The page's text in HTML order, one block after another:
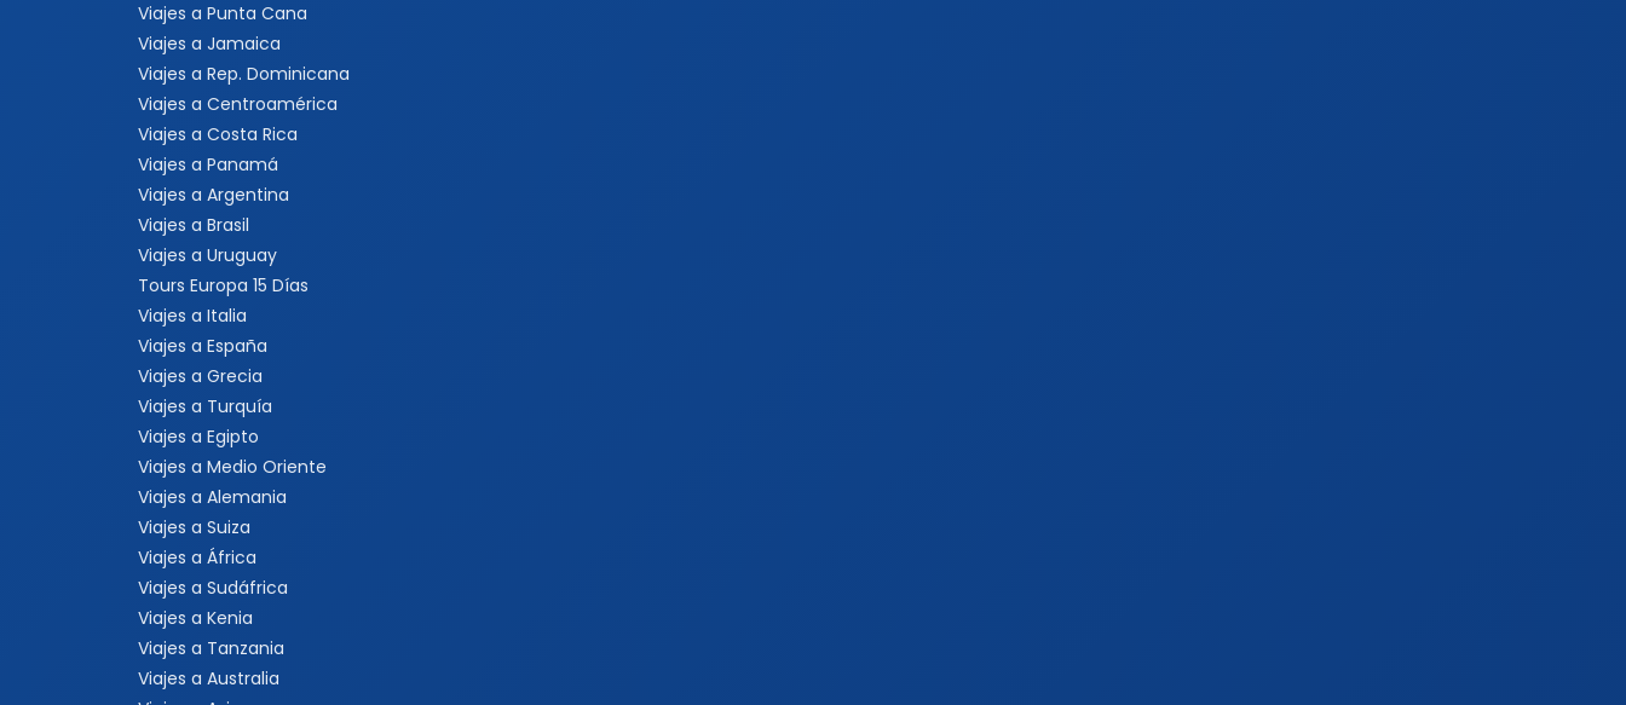
Viajes a Punta Cana
Viajes a Jamaica
Viajes a Rep. Dominicana
Viajes a Centroamérica
Viajes a Costa Rica
Viajes a Panamá
Viajes a Argentina
Viajes a Brasil
Viajes a Uruguay
Tours Europa 15 Días
Viajes a Italia
Viajes a España
Viajes a Grecia
Viajes a Turquía
Viajes a Egipto
Viajes a Medio Oriente
Viajes a Alemania
Viajes a Suiza
Viajes a África
Viajes a Sudáfrica
Viajes a Kenia
Viajes a Tanzania
Viajes a Australia